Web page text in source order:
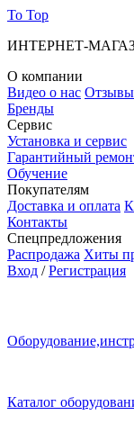
To Top
ИНТЕРНЕТ-
О компании
Видео о нас Отзывы
Бренды
Сервис
Установка и сервис
Гарантийный
Обучение
Покупателям
Доставка и оплата
Контакты
Спецпредложения
Распродажа Хиты
Вход /Регистрация
Каталог